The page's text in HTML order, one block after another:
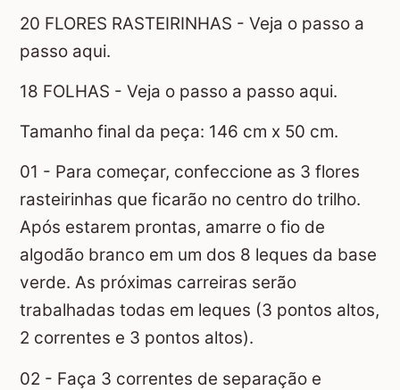
20 FLORES RASTEIRINHAS - Veja o passo a
passo aqui.
18 FOLHAS - Veja o passo a passo aqui.
Tamanho final da peça: 146 cm x 50 cm.
01 - Para começar, confeccione as 3 flores
rasteirinhas que ficarão no centro do trilho.
Após estarem prontas, amarre o fio de
algodão branco em um dos 8 leques da base
verde. As próximas carreiras serão
trabalhadas todas em leques (3 pontos altos,
2 correntes e 3 pontos altos).
02 - Faça 3 correntes de separação e